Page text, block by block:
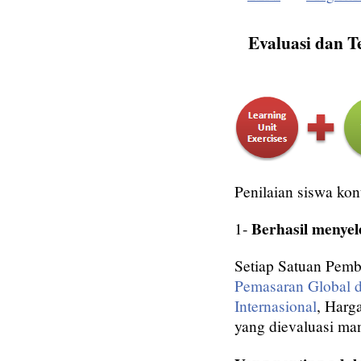
Evaluasi dan
Penilaian siswa
1- Berhasil
Setiap Satuan
Pemasaran Global
Internasional,
yang dievaluasi